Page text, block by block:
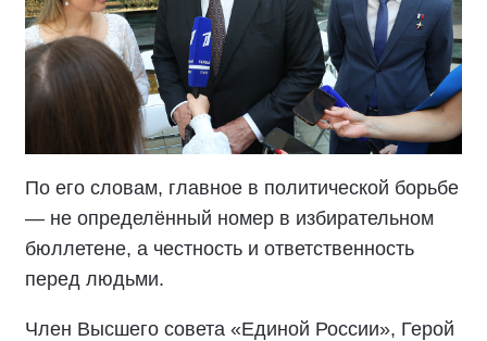
По его словам, главное в политической борьбе
— не определённый номер в избирательном
бюллетене, а честность и ответственность
перед людьми.
Член Высшего совета «Единой России», Герой